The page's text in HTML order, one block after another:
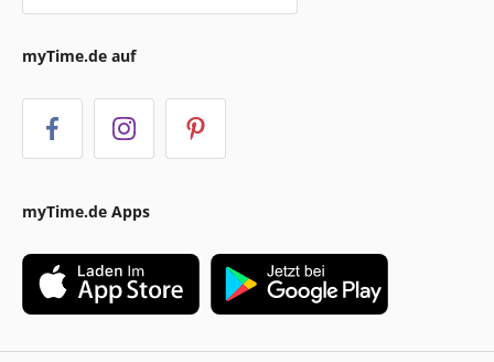
myTime.de auf
myTime.de Apps